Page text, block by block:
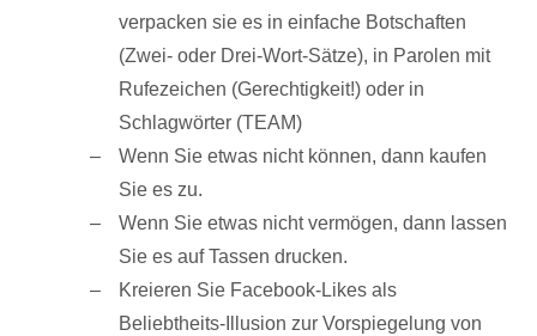
verpacken sie es in einfache Botschaften
(Zwei- oder Drei-Wort-Sätze), in Parolen mit
Rufezeichen (Gerechtigkeit!) oder in
Schlagwörter (TEAM)
Wenn Sie etwas nicht können, dann kaufen
Sie es zu.
Wenn Sie etwas nicht vermögen, dann lassen
Sie es auf Tassen drucken.
Kreieren Sie Facebook-Likes als
Beliebtheits-Illusion zur Vorspiegelung von